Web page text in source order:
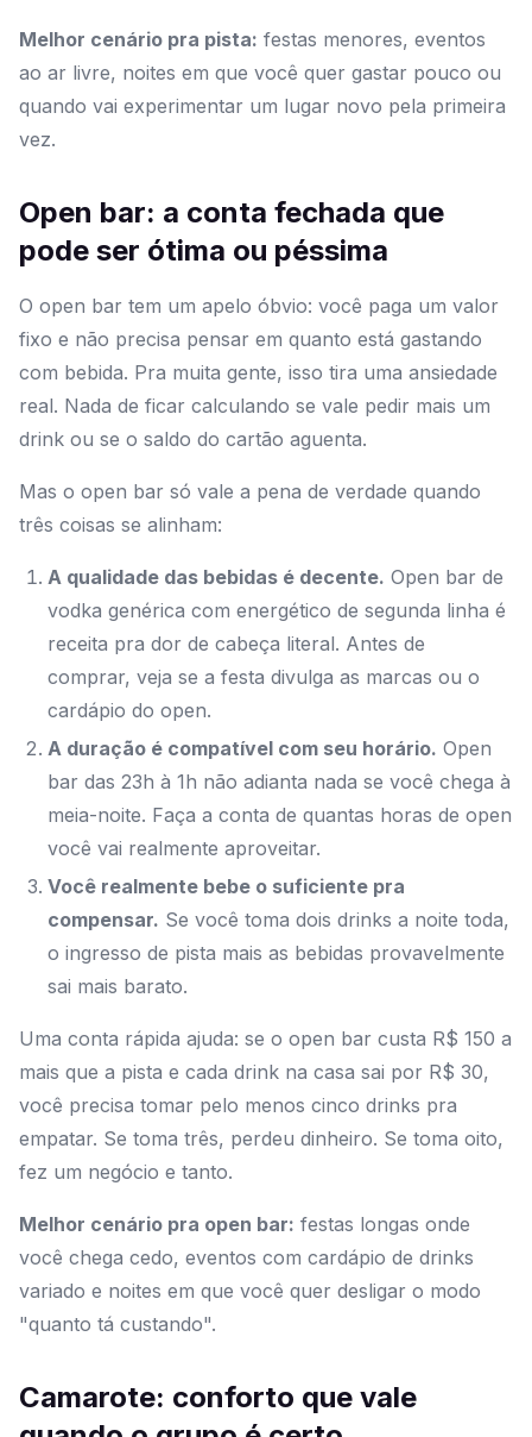
Melhor cenário pra pista: festas menores, eventos
ao ar livre, noites em que você quer gastar pouco ou
quando vai experimentar um lugar novo pela primeira
vez.
Open bar: a conta fechada que
pode ser ótima ou péssima
O open bar tem um apelo óbvio: você paga um valor
fixo e não precisa pensar em quanto está gastando
com bebida. Pra muita gente, isso tira uma ansiedade
real. Nada de ficar calculando se vale pedir mais um
drink ou se o saldo do cartão aguenta.
Mas o open bar só vale a pena de verdade quando
três coisas se alinham:
A qualidade das bebidas é decente. Open bar de
vodka genérica com energético de segunda linha é
receita pra dor de cabeça literal. Antes de
comprar, veja se a festa divulga as marcas ou o
cardápio do open.
A duração é compatível com seu horário. Open
bar das 23h à 1h não adianta nada se você chega à
meia-noite. Faça a conta de quantas horas de open
você vai realmente aproveitar.
Você realmente bebe o suficiente pra
compensar. Se você toma dois drinks a noite toda,
o ingresso de pista mais as bebidas provavelmente
sai mais barato.
Uma conta rápida ajuda: se o open bar custa R$ 150 a
mais que a pista e cada drink na casa sai por R$ 30,
você precisa tomar pelo menos cinco drinks pra
empatar. Se toma três, perdeu dinheiro. Se toma oito,
fez um negócio e tanto.
Melhor cenário pra open bar: festas longas onde
você chega cedo, eventos com cardápio de drinks
variado e noites em que você quer desligar o modo
"quanto tá custando".
Camarote: conforto que vale